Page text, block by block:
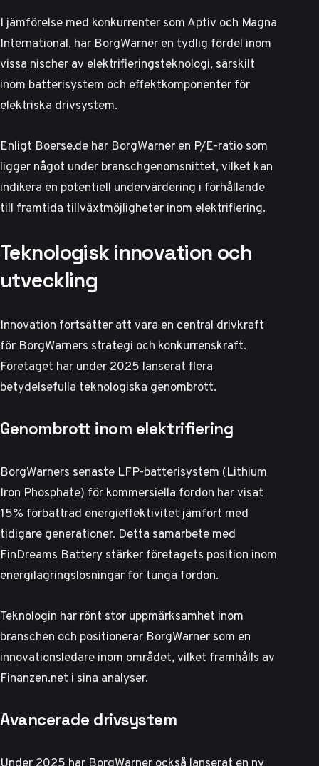
I jämförelse med konkurrenter som Aptiv och Magna
International, har BorgWarner en tydlig fördel inom
vissa nischer av elektrifieringsteknologi, särskilt
inom batterisystem och effektkomponenter för
elektriska drivsystem.
Enligt Boerse.dehar BorgWarner en P/E-ratio som
ligger något under branschgenomsnittet, vilket kan
indikera en potentiell undervärdering i förhållande
till framtida tillväxtmöjligheter inom elektrifiering.
Teknologisk innovation och
utveckling
Innovation fortsätter att vara en central drivkraft
för BorgWarners strategi och konkurrenskraft.
Företaget har under 2025 lanserat flera
betydelsefulla teknologiska genombrott.
Genombrott inom elektrifiering
BorgWarners senaste LFP-batterisystem (Lithium
Iron Phosphate) för kommersiella fordon har visat
15% förbättrad energieffektivitet jämfört med
tidigare generationer. Detta samarbete med
FinDreams Battery stärker företagets position inom
energilagringslösningar för tunga fordon.
Teknologin har rönt stor uppmärksamhet inom
branschen och positionerar BorgWarner som en
innovationsledare inom området, vilket framhålls av
Finanzen.net i sina analyser.
Avancerade drivsystem
Under 2025 har BorgWarner också lanserat en ny